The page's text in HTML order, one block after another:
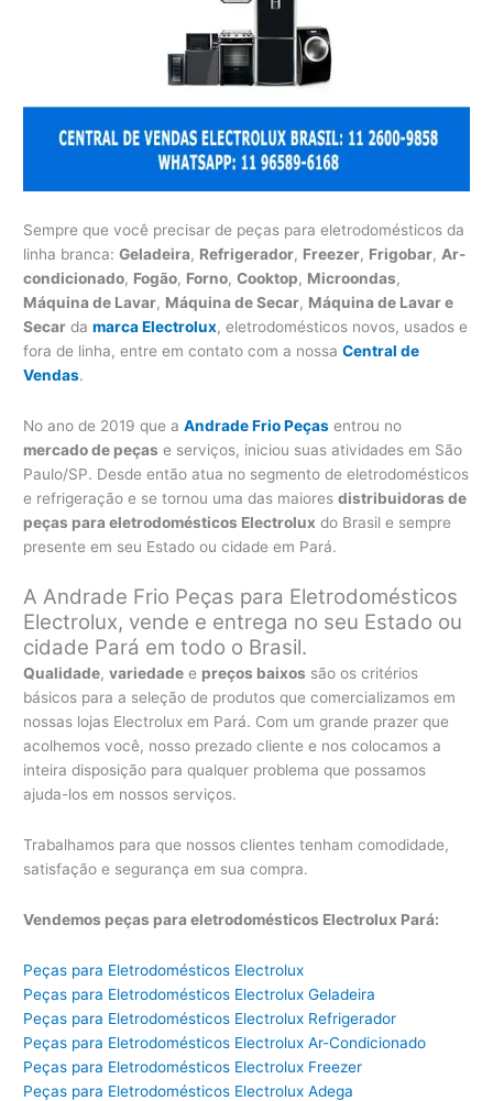
Sempre que você precisar de peças para eletrodomésticos da
linha branca:Geladeira, Refrigerador, Freezer, Frigobar, Ar-
condicionado, Fogão, Forno,Cooktop, Microondas,
Máquina de Lavar, Máquina de Secar, Máquina de Lavar e
Secar damarca Electrolux, eletrodomésticos novos, usados e
fora de linha, entre em contato com a nossaCentral de
Vendas.
No ano de 2019 que aAndrade Frio Peças entrou no
mercado de peças e serviços, iniciou suas atividades em São
Paulo/SP. Desde então atua no segmento de eletrodomésticos
e refrigeração e se tornou uma das maioresdistribuidoras de
peças para eletrodomésticos Electrolux do Brasil e sempre
presente em seu Estado ou cidade em Pará.
A Andrade Frio Peças para Eletrodomésticos
Electrolux, vende e entrega no seu Estado ou
cidade Pará em todo o Brasil.
Qualidade,variedade e preços baixos são os critérios
básicos para a seleção de produtos que comercializamos em
nossas lojas Electrolux em Pará. Com um grande prazer que
acolhemos você, nosso prezado cliente e nos colocamos a
inteira disposição para qualquer problema que possamos
ajuda-los em nossos serviços.
Trabalhamos para que nossos clientes tenham comodidade,
satisfação e segurança em sua compra.
Vendemos peças para eletrodomésticos Electrolux Pará:
Peças para Eletrodomésticos Electrolux
Peças para Eletrodomésticos Electrolux Geladeira
Peças para Eletrodomésticos Electrolux Refrigerador
Peças para Eletrodomésticos Electrolux Ar-Condicionado
Peças para Eletrodomésticos Electrolux Freezer
Peças para Eletrodomésticos Electrolux Adega